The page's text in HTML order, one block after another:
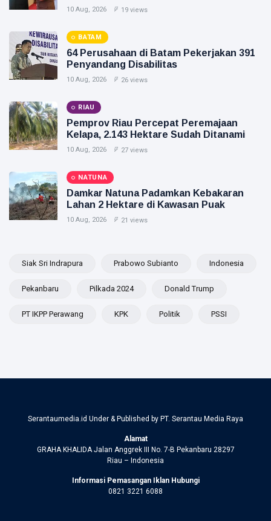
10 Aug, 2026 19 views
BATAM
64 Perusahaan di Batam Pekerjakan 391
Penyandang Disabilitas
10 Aug, 2026 26 views
RIAU
Pemprov Riau Percepat Peremajaan
Kelapa, 2.143 Hektare Sudah Ditanami
10 Aug, 2026 27 views
NATUNA
Damkar Natuna Padamkan Kebakaran
Lahan 2 Hektare di Kawasan Puak
10 Aug, 2026 21 views
Siak Sri Indrapura Prabowo Subianto Indonesia
Pekanbaru Pilkada 2024 Donald Trump
PT IKPP Perawang KPK Politik PSSI
Serantaumedia.id Under & Published by PT. Serantau Media Raya
Alamat
GRAHA KHALIDA Jalan Anggrek III No. 7-B Pekanbaru 28297
Riau – Indonesia
Informasi Pemasangan Iklan Hubungi
0821 3221 6088